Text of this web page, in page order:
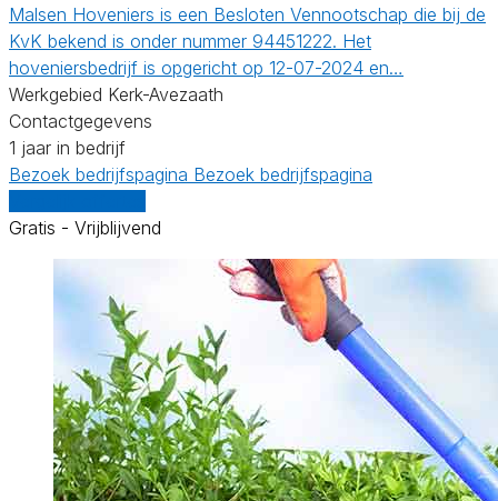
Malsen Hoveniers is een Besloten Vennootschap die bij de
KvK bekend is onder nummer 94451222. Het
hoveniersbedrijf is opgericht op 12-07-2024 en…
Werkgebied Kerk-Avezaath
Contactgegevens
1 jaar in bedrijf
Bezoek bedrijfspagina Bezoek bedrijfspagina
Gratis - Vrijblijvend